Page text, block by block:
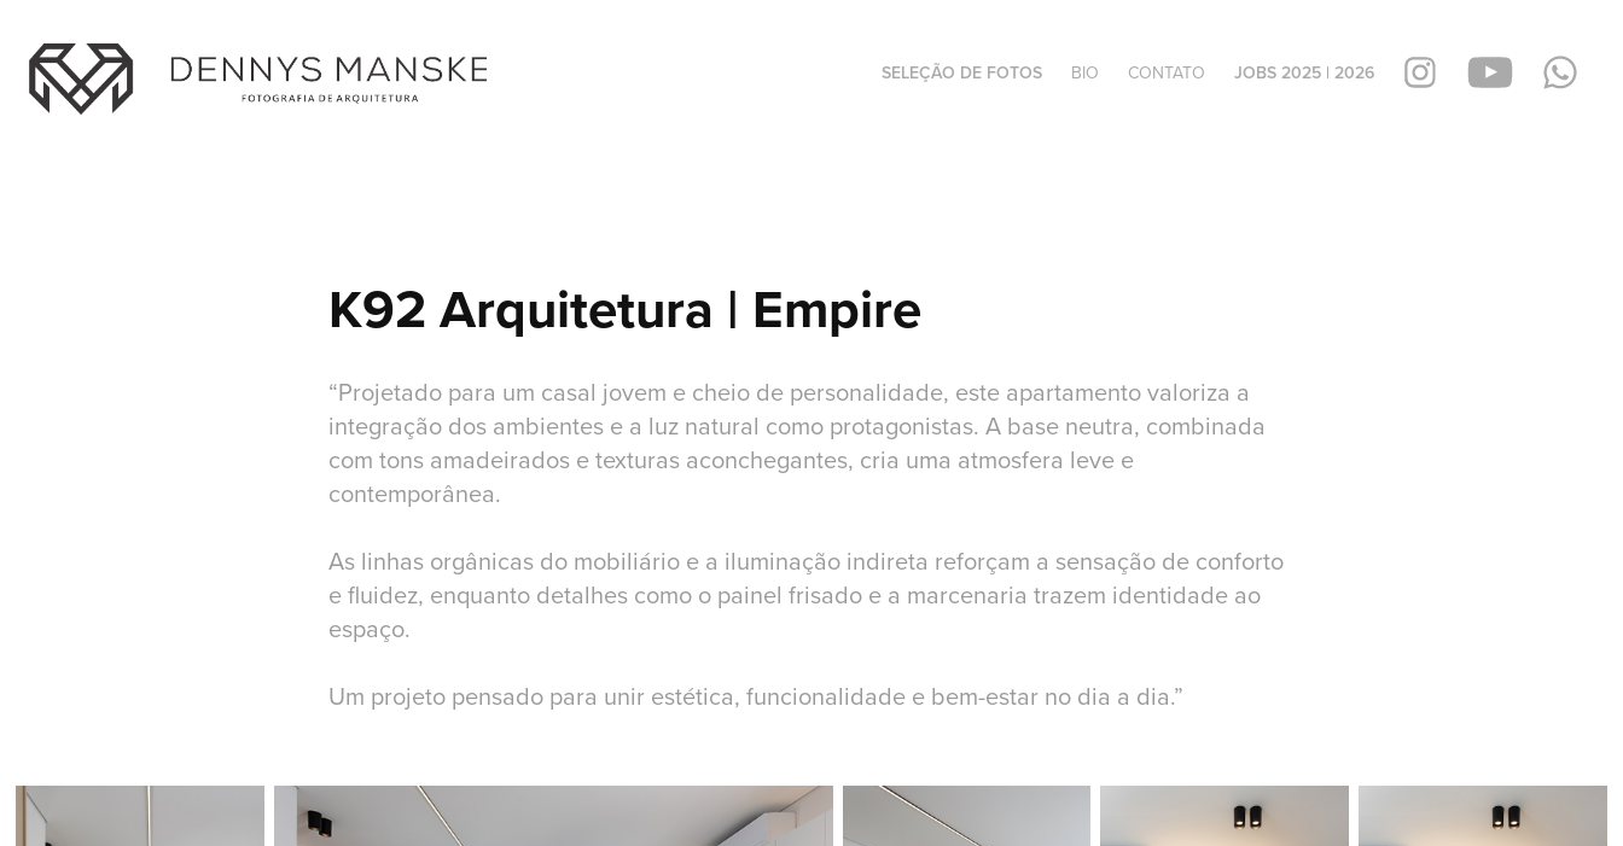
SELEÇÃO DE FOTOS BIO CONTATO JOBS 2025 | 2026
K92 Arquitetura | Empire
“Projetado para um casal jovem e cheio de personalidade, este apartamento valoriza a
integração dos ambientes e a luz natural como protagonistas. A base neutra, combinada
com tons amadeirados e texturas aconchegantes, cria uma atmosfera leve e
contemporânea.
As linhas orgânicas do mobiliário e a iluminação indireta reforçam a sensação de conforto
e fluidez, enquanto detalhes como o painel frisado e a marcenaria trazem identidade ao
espaço.
Um projeto pensado para unir estética, funcionalidade e bem-estar no dia a dia.”